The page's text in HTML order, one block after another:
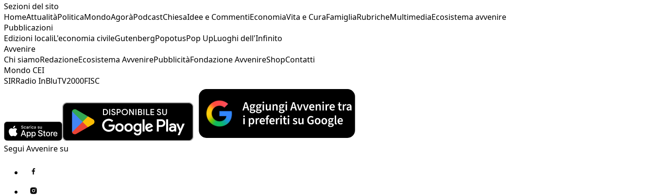
Sezioni del sito
HomeAttualitàPoliticaMondoAgoràPodcastChiesaIdee e CommentiEconomiaVita e CuraFamigliaRubricheMultimediaEcosistema avvenire
Pubblicazioni
Edizioni localiL'economia civileGutenbergPopotusPop UpLuoghi dell'Infinito
Avvenire
Chi siamoRedazioneEcosistema AvvenirePubblicitàFondazione AvvenireShopContatti
Mondo CEI
SIRRadio InBluTV2000FISC
Segui Avvenire su